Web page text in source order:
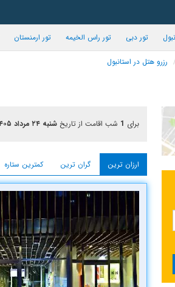
تور دبی تور راس الخیمه تور ارمنستان
رزرو هتل در استانبول
برای 1 شب اقامت از تاریخ شنبه ۲۴ مرداد ۱۴۰۵
ارزان ترین گران ترین کمترین ستاره